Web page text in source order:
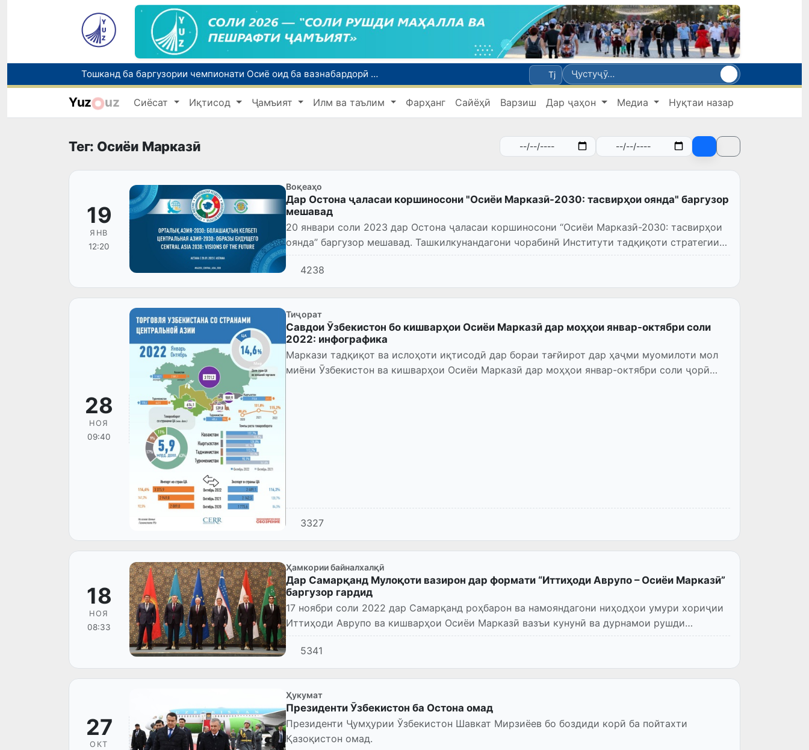
Тошканд ба баргузории чемпионати Осиё оид ба вазнабардорӣ омодагӣ мебинад
Шаҳрвандони Ӯзбекистон метавонанд дар доираи барномаи H-2A ба корҳои мавсимии кишоварзӣ дар ИМА сафарбар шаванд
Намояндагии Агентии муҳоҷират дар Москва моҳи июл ба зиёда аз 1,8 ҳазор шаҳрванди Ӯзбекистон кумак расонд
Tj
Yuz uz Сиёсат Иқтисод Ҷамъият Илм ва таълим Фарҳанг Сайёҳӣ Варзиш Дар ҷаҳон Медиа Нуқтаи назар
Тег: Осиёи Марказӣ
19
ЯНВ
12:20
Воқеаҳо
Дар Остона ҷаласаи коршиносони "Осиёи Марказӣ-2030: тасвирҳои оянда" баргузор
мешавад
20 январи соли 2023 дар Остона ҷаласаи коршиносони “Осиёи Марказӣ-2030: тасвирҳои
оянда” баргузор мешавад. Ташкилкунандагони чорабинӣ Институти тадқиқоти стратегии
Қазоқистони назд...
4238
28
НОЯ
09:40
Тиҷорат
Савдои Ӯзбекистон бо кишварҳои Осиёи Марказӣ дар моҳҳои январ-октябри соли
2022: инфографика
Маркази тадқиқот ва ислоҳоти иқтисодӣ дар бораи тағйирот дар ҳаҷми муомилоти мол
миёни Ӯзбекистон ва кишварҳои Осиёи Марказӣ дар моҳҳои январ-октябри соли ҷорӣ
3327
18
НОЯ
08:33
Ҳамкории байналхалқӣ
Дар Самарқанд Мулоқоти вазирон дар формати “Иттиҳоди Аврупо – Осиёи Марказӣ”
баргузор гардид
17 ноябри соли 2022 дар Самарқанд роҳбарон ва намояндагони ниҳодҳои умури хориҷии
Иттиҳоди Аврупо ва кишварҳои Осиёи Марказӣ вазъи кунунӣ ва дурнамои рушди
ҳамкориҳои ду минтақаро...
5341
27
ОКТ
Ҳукумат
Президенти Ӯзбекистон ба Остона омад
Президенти Ҷумҳурии Ўзбекистон Шавкат Мирзиёев бо боздиди корӣ ба пойтахти
Қазоқистон омад.